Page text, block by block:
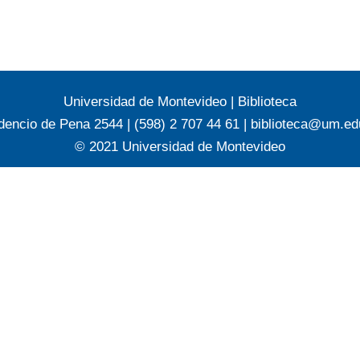
Universidad de Montevideo | Biblioteca
de Pena 2544 | (598) 2 707 44 61 |
© 2021 Universidad de Montevideo